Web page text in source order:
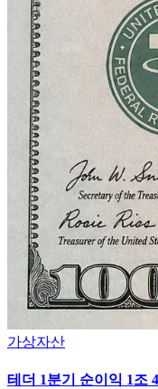
가상자산
테더 1분기 순이익 1조